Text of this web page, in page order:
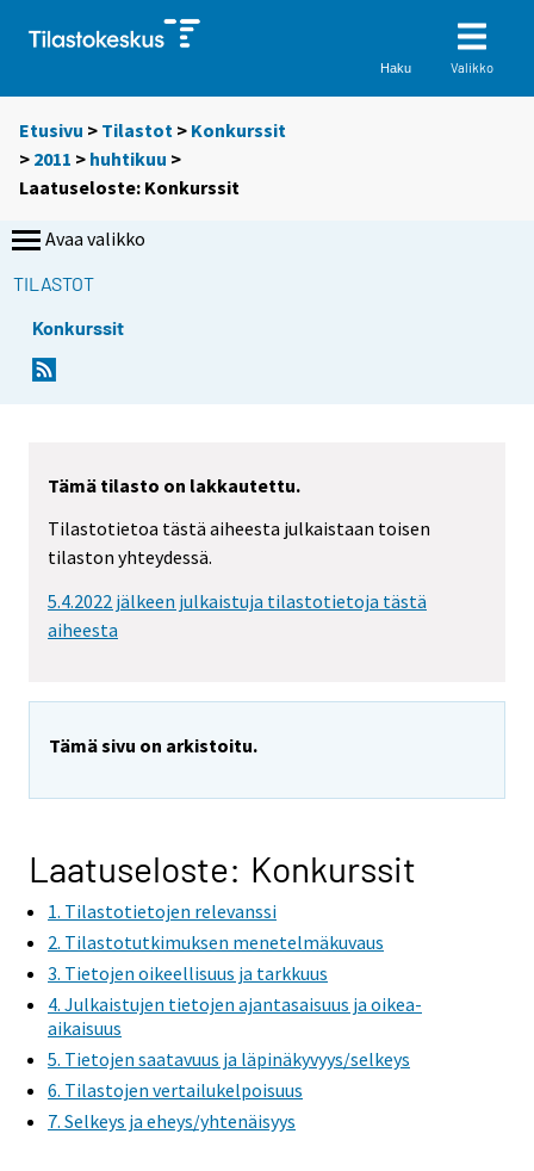
Haku Valikko
Etusivu > Tilastot > Konkurssit
> 2011 > huhtikuu >
Laatuseloste: Konkurssit
Avaa valikko
TILASTOT
Konkurssit
Tämä tilasto on lakkautettu.
Tilastotietoa tästä aiheesta julkaistaan toisen
tilaston yhteydessä.
5.4.2022 jälkeen julkaistuja tilastotietoja tästä
aiheesta
Tämä sivu on arkistoitu.
Laatuseloste: Konkurssit
1. Tilastotietojen relevanssi
2. Tilastotutkimuksen menetelmäkuvaus
3. Tietojen oikeellisuus ja tarkkuus
4. Julkaistujen tietojen ajantasaisuus ja oikea-
aikaisuus
5. Tietojen saatavuus ja läpinäkyvyys/selkeys
6. Tilastojen vertailukelpoisuus
7. Selkeys ja eheys/yhtenäisyys